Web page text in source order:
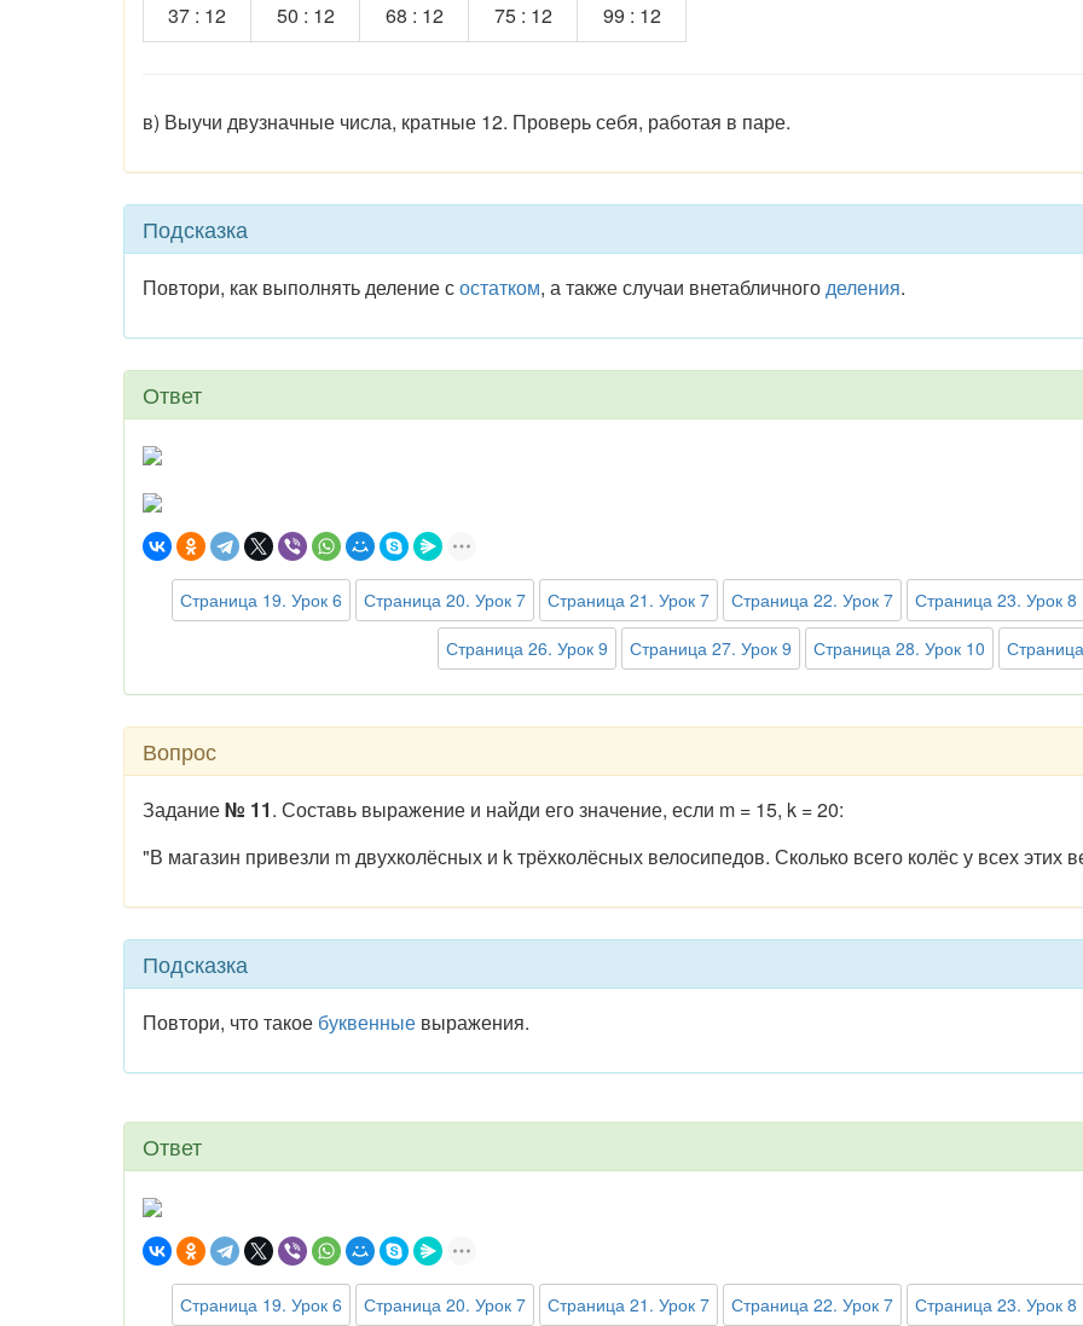
37 : 12 50 : 12 68 : 12 75 : 12 99 : 12
в) Выучи двузначные числа, кратные 12. Проверь себя, работая в паре.
Подсказка
Повтори, как выполнять деление состатком, а также случаи внетабличногоделения.
Ответ
Страница 19. Урок 6 Страница 20. Урок 7 Страница 21. Урок 7 Страница 22. Урок 7 Страница 23. Урок 8
Страница 26. Урок 9
Страница 27. Урок 9 Страница 28. Урок 10
Вопрос
Задание№ 11. Составь выражение и найди его значение, если m = 15, k = 20:
"В магазин привезли m двухколёсных и k трёхколёсных велосипедов. Сколько всего колёс у всех этих
Подсказка
Повтори, что такое буквенные выражения.
Ответ
Страница 19. Урок 6 Страница 20. Урок 7 Страница 21. Урок 7 Страница 22. Урок 7 Страница 23. Урок 8